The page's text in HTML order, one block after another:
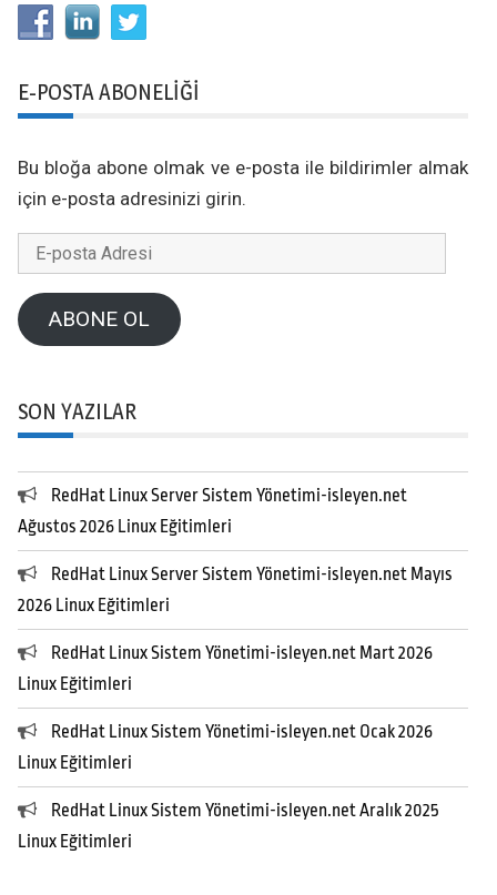
E-POSTA ABONELIĞI
Bu bloğa abone olmak ve e-posta ile bildirimler almak
için e-posta adresinizi girin.
posta
AdresiABONE OL
SON YAZILAR
RedHat Linux Server Sistem Yönetimi-isleyen.net
Ağustos 2026 Linux Eğitimleri
RedHat Linux Server Sistem Yönetimi-isleyen.net Mayıs
2026 Linux Eğitimleri
RedHat Linux Sistem Yönetimi-isleyen.net Mart 2026
Linux Eğitimleri
RedHat Linux Sistem Yönetimi-isleyen.net Ocak 2026
Linux Eğitimleri
RedHat Linux Sistem Yönetimi-isleyen.net Aralık 2025
Linux Eğitimleri